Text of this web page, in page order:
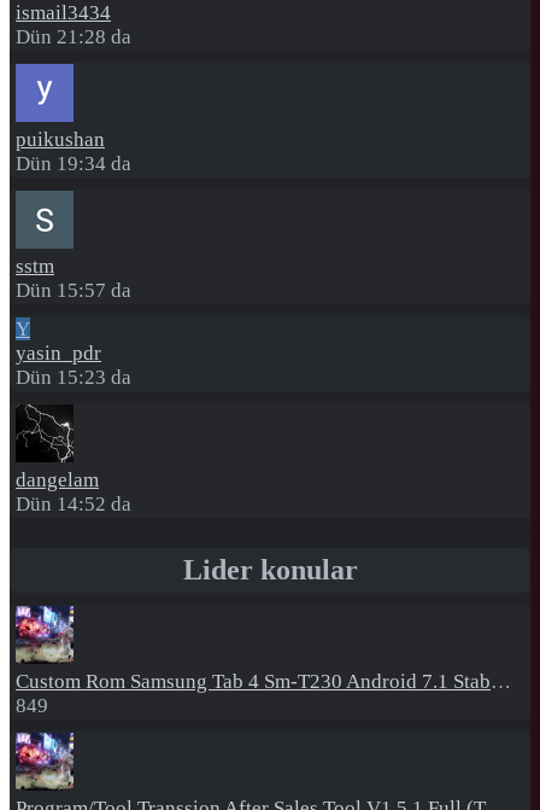
ismail3434
Dün 21:28 da
puikushan
Dün 19:34 da
sstm
Dün 15:57 da
Y
yasin_pdr
Dün 15:23 da
dangelam
Dün 14:52 da
Lider konular
Custom Rom Samsung Tab 4 Sm-T230 Android 7.1 Stabil Eba Destekli Yazılım
849